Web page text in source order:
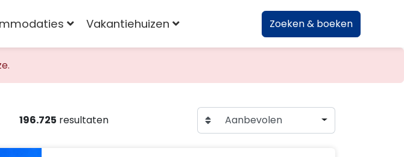
196.725 resultaten Aanbevolen
Vakantiehuizen Zoeken & boeken